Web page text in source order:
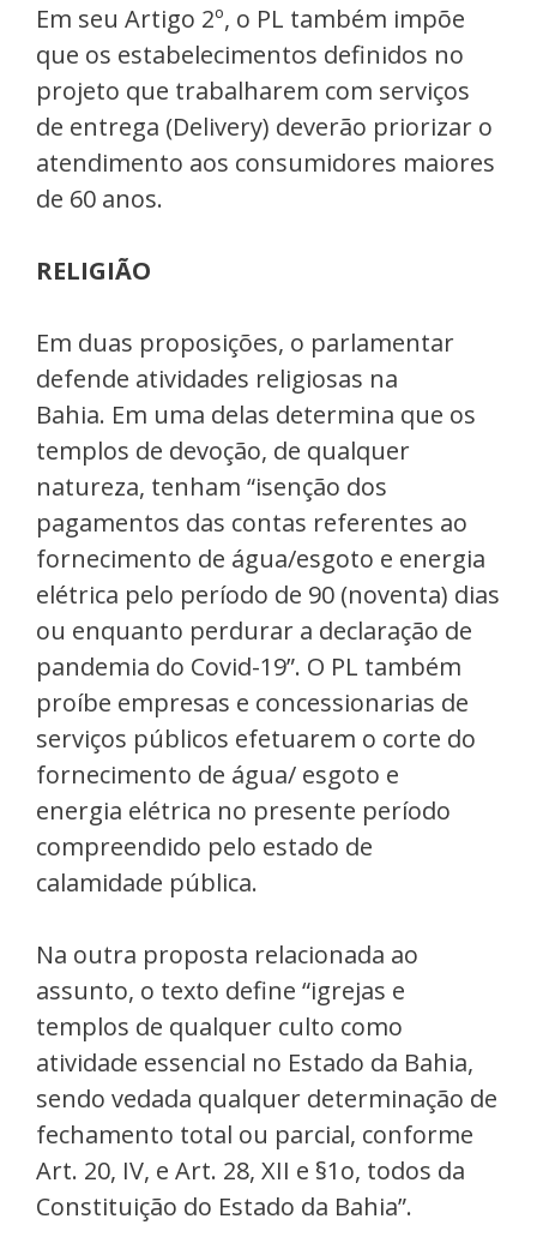
Em seu Artigo 2º, o PL também impõe
que os estabelecimentos definidos no
projeto que trabalharem com serviços
de entrega (Delivery) deverão priorizar o
atendimento aos consumidores maiores
de 60 anos.
RELIGIÃO
Em duas proposições, o parlamentar
defende atividades religiosas na
Bahia. Em uma delas determina que os
templos de devoção, de qualquer
natureza, tenham “isenção dos
pagamentos das contas referentes ao
fornecimento de água/esgoto e energia
elétrica pelo período de 90 (noventa) dias
ou enquanto perdurar a declaração de
pandemia do Covid-19”. O PL também
proíbe empresas e concessionarias de
serviços públicos efetuarem o corte do
fornecimento de água/ esgoto e
energia elétrica no presente período
compreendido pelo estado de
calamidade pública.
Na outra proposta relacionada ao
assunto, o texto define “igrejas e
templos de qualquer culto como
atividade essencial no Estado da Bahia,
sendo vedada qualquer determinação de
fechamento total ou parcial, conforme
Art. 20, IV, e Art. 28, XII e §1o, todos da
Constituição do Estado da Bahia”.